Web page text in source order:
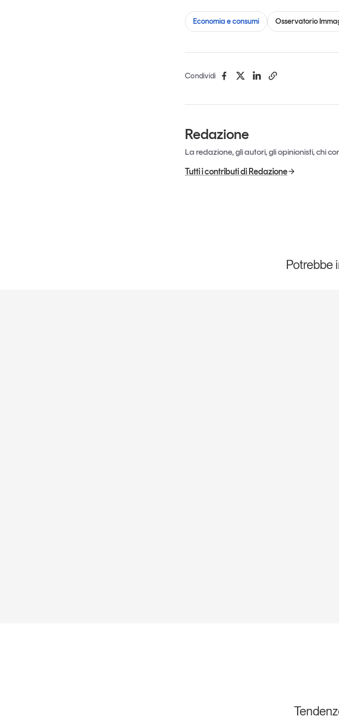
Economia e consumi Osservatorio
Condividi
Redazione
La redazione, gli autori, gli opinionisti, chi
Tutti i contributi di Redazione
Potrebbe